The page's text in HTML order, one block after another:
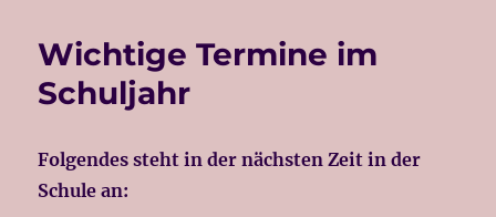
Wichtige Termine im
Schuljahr
Folgendes steht in der nächsten Zeit in der
Schule an: